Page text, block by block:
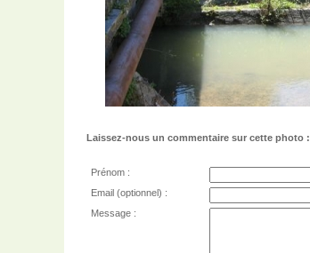
Laissez-nous un commentaire sur cette photo :
Prénom :
Email (optionnel) :
Message :